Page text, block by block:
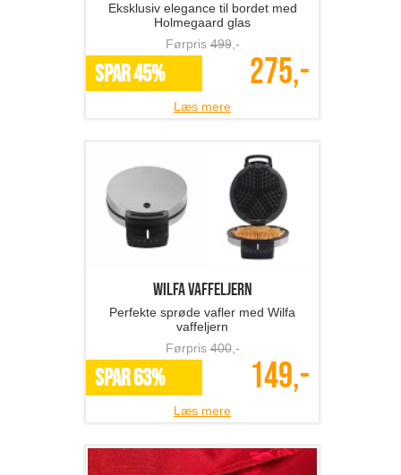
Eksklusiv elegance til bordet med
Holmegaard glas
Førpris499,-
SPAR 45% 275,-
Læs mere
Wilfa vaffeljern
Perfekte sprøde vafler med Wilfa
vaffeljern
Førpris400,-
SPAR 63% 149,-
Læs mere